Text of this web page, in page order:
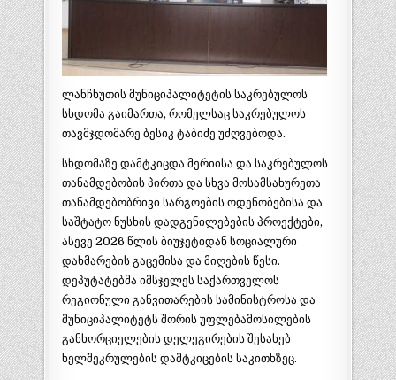
ლანჩხუთის მუნიციპალიტეტის საკრებულოს
სხდომა გაიმართა, რომელსაც საკრებულოს
თავმჯდომარე ბესიკ ტაბიძე უძღვებოდა.
სხდომაზე დამტკიცდა მერიისა და საკრებულოს
თანამდებობის პირთა და სხვა მოსამსახურეთა
თანამდებობრივი სარგოების ოდენობებისა და
საშტატო ნუსხის დადგენილებების პროექტები,
ასევე 2026 წლის ბიუჯეტიდან სოციალური
დახმარების გაცემისა და მიღების წესი.
დეპუტატებმა იმსჯელეს საქართველოს
რეგიონული განვითარების სამინისტროსა და
მუნიციპალიტეტს შორის უფლებამოსილების
განხორციელების დელეგირების შესახებ
ხელშეკრულების დამტკიცების საკითხზეც.